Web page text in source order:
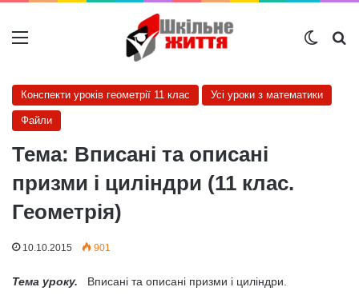
Меню
Конспекти уроків геометрії 11 клас Усі уроки з математики
Файли
Тема: Вписані та описані
призми і циліндри (11 клас.
Геометрія)
10.10.2015 901
Тема уроку. Вписані та описані призми і циліндри.